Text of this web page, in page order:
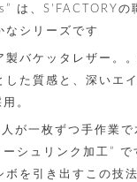
は、S'FACTORYの
なシリーズです
バケッタレザー。
した質感と、深いエ
。
が一枚ずつ手作業で
シュリンク加工” で
を引き出すこの技